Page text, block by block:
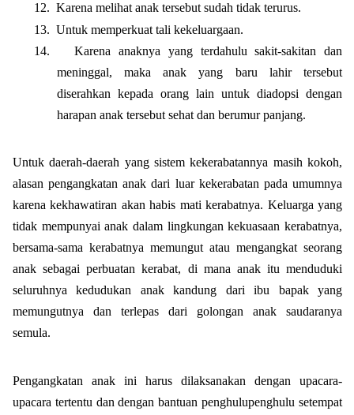
12. Karena melihat anak tersebut sudah tidak terurus.
13. Untuk memperkuat tali kekeluargaan.
14.
Karena anaknya yang terdahulu sakit-sakitan dan
meninggal, maka anak yang baru lahir tersebut
diserahkan kepada orang lain untuk diadopsi dengan
harapan anak tersebut sehat dan berumur panjang.
Untuk daerah-daerah yang sistem kekerabatannya masih kokoh,
alasan pengangkatan anak dari luar kekerabatan pada umumnya
karena kekhawatiran akan habis mati kerabatnya. Keluarga yang
tidak mempunyai anak dalam lingkungan kekuasaan kerabatnya,
bersama-sama kerabatnya memungut atau mengangkat seorang
anak sebagai perbuatan kerabat, di mana anak itu menduduki
seluruhnya kedudukan anak kandung dari ibu bapak yang
memungutnya dan terlepas dari golongan anak saudaranya
semula.
Pengangkatan anak ini harus dilaksanakan dengan upacara-
upacara tertentu dan dengan bantuan penghulupenghulu setempat